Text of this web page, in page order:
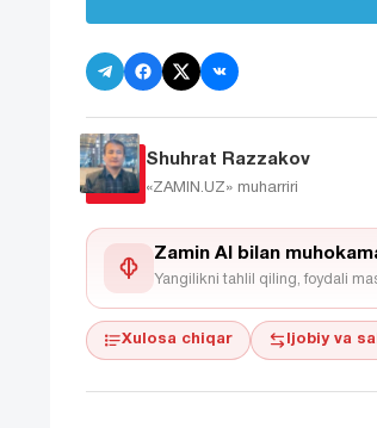
Shuhrat Razzakov
«ZAMIN.UZ» muharriri
Zamin AI bilan
Yangilikni tahlil qiling, foydali
Xulosa chiqar Ijobiy va